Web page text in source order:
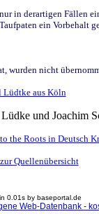
in derartigen
ein Vorbehalt
wurden nicht
Lüdtke aus Köln
und Joachim
the Roots in Deutsch
Quellenübersicht
0.01s by baseportal.de
Web-Datenbank -